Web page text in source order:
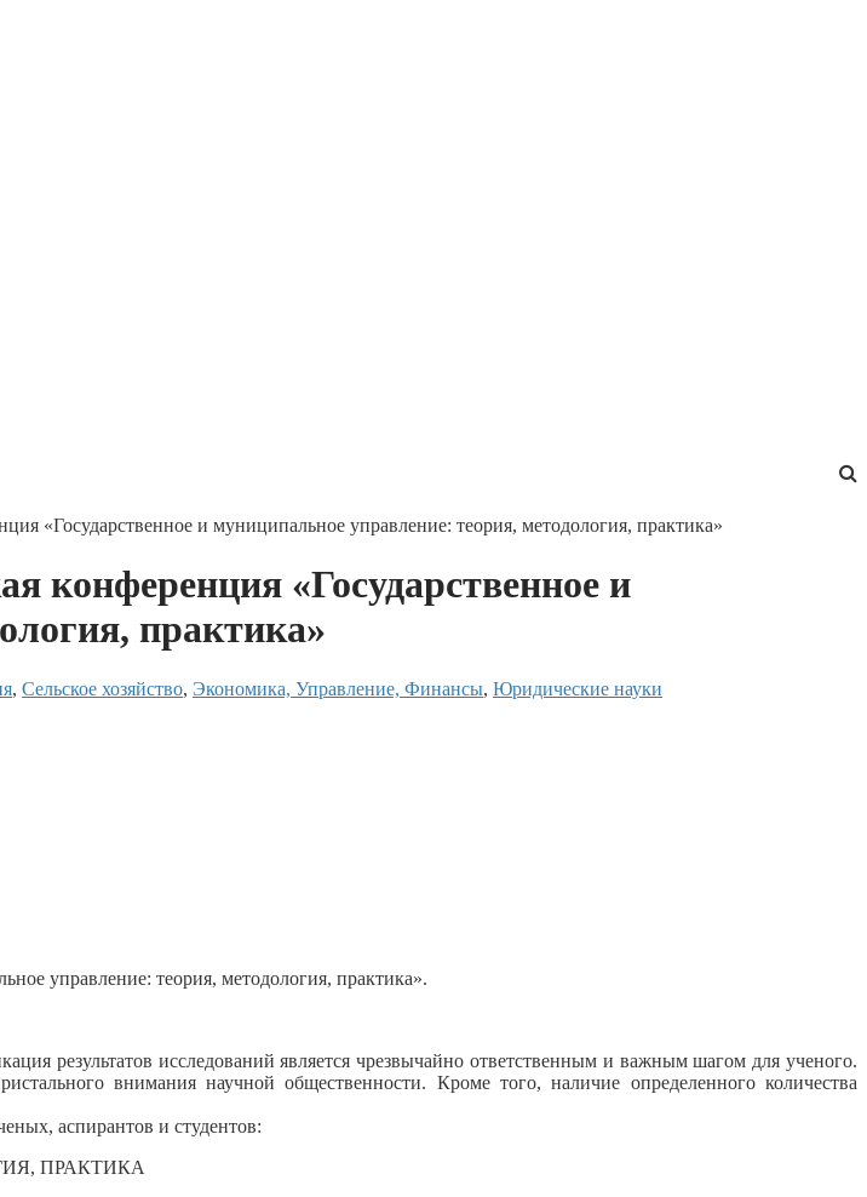
«Государственное и муниципальное управление: теория, методология, практика»
конференция «Государственное и
практика»
, Сельское хозяйство, Экономика, Управление, Финансы, Юридические науки
управление: теория, методология, практика».
результатов исследований является чрезвычайно ответственным и важным шагом для ученого.
внимания научной общественности. Кроме того, наличие определенного количества
аспирантов и студентов:
ПРАКТИКА